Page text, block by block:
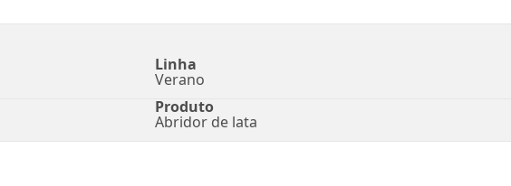
Linha
Verano
Produto
Abridor de lata